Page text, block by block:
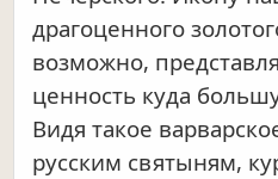
драгоценного
возможно,
ценность куда
Видя такое
русским святыням,